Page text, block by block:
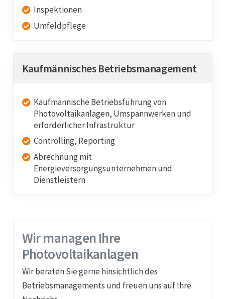
Inspektionen
Umfeldpflege
Kaufmännisches Betriebsmanagement
Kaufmännische Betriebsführung von
Photovoltaikanlagen, Umspannwerken und
erforderlicher Infrastruktur
Controlling, Reporting
Abrechnung mit
Energieversorgungsunternehmen und
Dienstleistern
Wir managen Ihre
Photovoltaikanlagen
Wir beraten Sie gerne hinsichtlich des
Betriebsmanagements und freuen uns auf Ihre